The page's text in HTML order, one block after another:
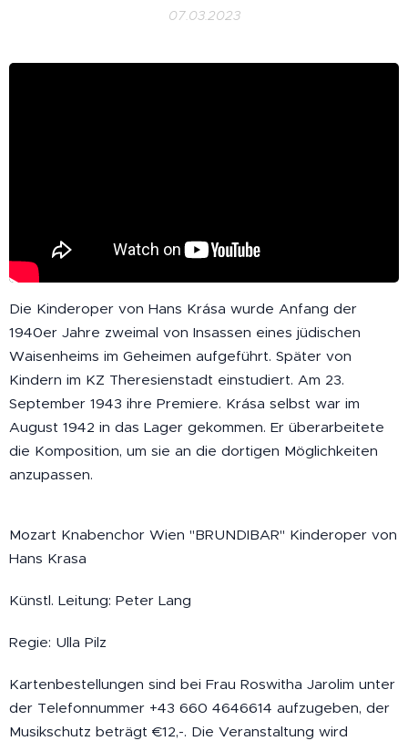
07.03.2023
Die Kinderoper von Hans Krása wurde Anfang der
1940er Jahre zweimal von Insassen eines jüdischen
Waisenheims im Geheimen aufgeführt. Später von
Kindern im KZ Theresienstadt einstudiert. Am 23.
September 1943 ihre Premiere. Krása selbst war im
August 1942 in das Lager gekommen. Er überarbeitete
die Komposition, um sie an die dortigen Möglichkeiten
anzupassen.
Mozart Knabenchor Wien "BRUNDIBAR" Kinderoper von
Hans Krasa
Künstl. Leitung: Peter Lang
Regie: Ulla Pilz
Kartenbestellungen sind bei Frau Roswitha Jarolim unter
der Telefonnummer +43 660 4646614 aufzugeben, der
Musikschutz beträgt €12,-. Die Veranstaltung wird